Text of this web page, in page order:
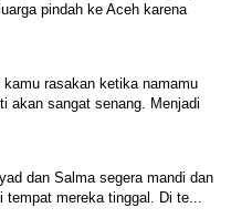
pindah ke Aceh karena
rasakan ketika namamu
akan sangat senang. Menjadi
dan Salma segera mandi dan
mereka tinggal. Di te...